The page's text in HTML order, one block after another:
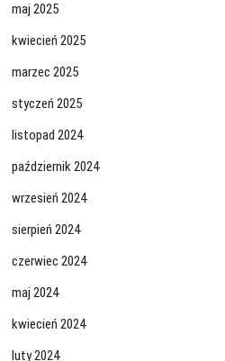
maj 2025
kwiecień 2025
marzec 2025
styczeń 2025
listopad 2024
październik 2024
wrzesień 2024
sierpień 2024
czerwiec 2024
maj 2024
kwiecień 2024
luty 2024